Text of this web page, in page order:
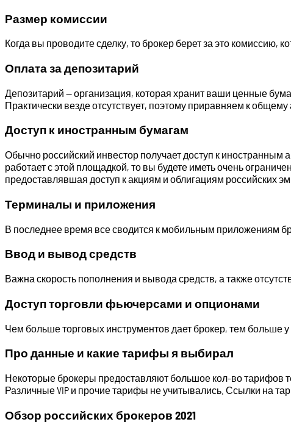
Размер комиссии
Когда вы проводите сделку, то брокер берет за это комиссию,
Оплата за депозитарий
Депозитарий — организация, которая хранит ваши ценные
Практически везде отсутствует, поэтому приравняем к
Доступ к иностранным бумагам
Обычно российский инвестор получает доступ к иностранным
работает с этой площадкой, то вы будете иметь очень
предоставлявшая доступ к акциям и облигациям российских
Терминалы и приложения
В последнее время все сводится к мобильным приложениям
Ввод и вывод средств
Важна скорость пополнения и вывода средств, а также
Доступ торговли фьючерсами и опционами
Чем больше торговых инструментов дает брокер, тем больше у
Про данные и какие тарифы я выбирал
Некоторые брокеры предоставляют большое кол-во тарифов
Различные VIP и прочие тарифы не учитывались. Ссылки на
Обзор российских брокеров 2021